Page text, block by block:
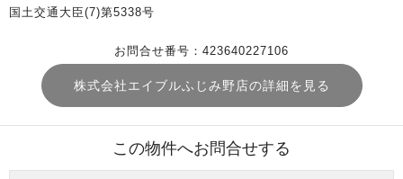
国土交通大臣(7)第5338号
お問合せ番号：423640227106
株式会社エイブルふじみ野店の詳細を見る
この物件へお問合せする